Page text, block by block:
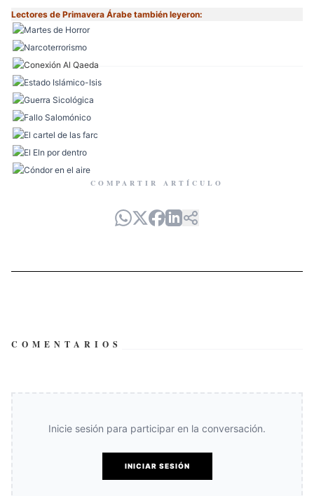
Lectores de Primavera Árabe también leyeron:
COMPARTIR ARTÍCULO
COMENTARIOS
Inicie sesión para participar en la conversación.
INICIAR SESIÓN